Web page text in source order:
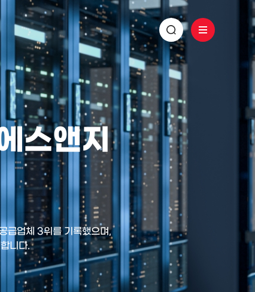
스앤지
급업체 3위를 기록했으며,
니다.